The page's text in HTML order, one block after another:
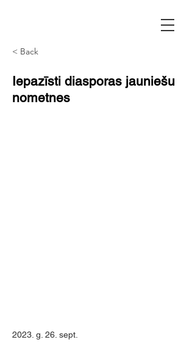
< Back
Iepazīsti diasporas jauniešu
nometnes
2023. g. 26. sept.